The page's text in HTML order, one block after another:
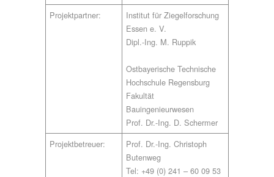
Projektpartner:
Institut für Ziegelforschung
Essen e. V.
Dipl.-Ing. M. Ruppik
Ostbayerische Technische
Hochschule Regensburg
Fakultät
Bauingenieurwesen
Prof. Dr.-Ing. D. Schermer
Projektbetreuer:
Prof. Dr.-Ing. Christoph
Butenweg
Tel: +49 (0) 241 – 60 09 53